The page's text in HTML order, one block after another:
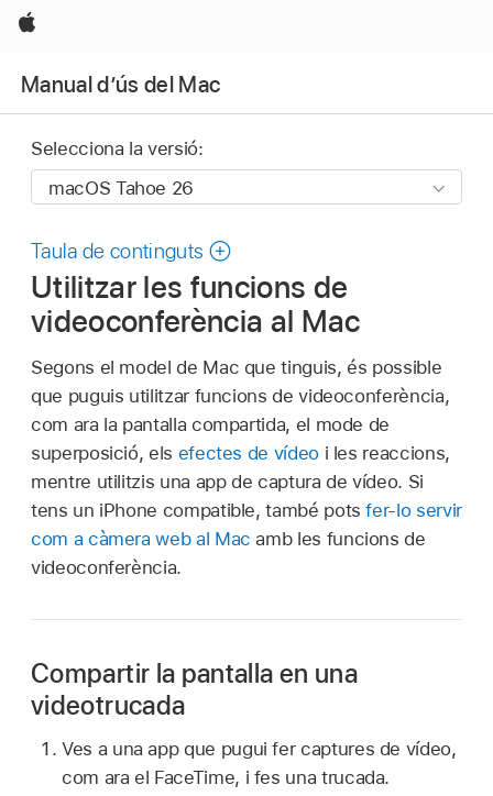
Apple
Manual d’ús del Mac
Selecciona la versió:
Taula de continguts
Utilitzar les funcions de
videoconferència al Mac
Segons el model de Mac que tinguis, és possible
que puguis utilitzar funcions de videoconferència,
com ara la pantalla compartida, el mode de
superposició, els efectes de vídeoi les reaccions,
mentre utilitzis una app de captura de vídeo. Si
tens un iPhone compatible, també potsfer‑lo servir
com a càmera web al Mac amb les funcions de
videoconferència.
Compartir la pantalla en una
videotrucada
Ves a una app que pugui fer captures de vídeo,
com ara el FaceTime, i fes una trucada.